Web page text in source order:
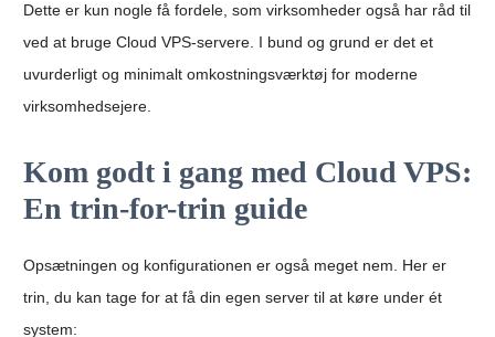
Dette er kun nogle få fordele, som virksomheder også har råd til
ved at bruge Cloud VPS-servere. I bund og grund er det et
uvurderligt og minimalt omkostningsværktøj for moderne
virksomhedsejere.
Kom godt i gang med Cloud VPS:
En trin-for-trin guide
Opsætningen og konfigurationen er også meget nem. Her er
trin, du kan tage for at få din egen server til at køre under ét
system: